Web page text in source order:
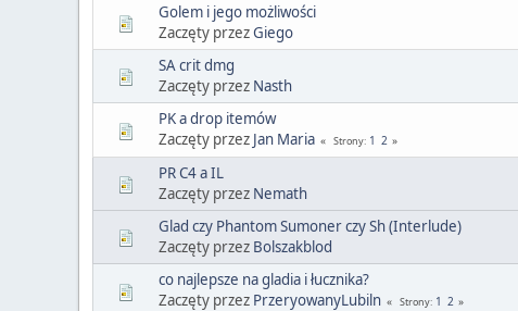
Golem i jego możliwości
Zaczęty przezGiego
SA crit dmg
Zaczęty przez Nasth
PK a drop itemów
Zaczęty przez Jan Maria Strony 1 2
PR C4 a IL
Zaczęty przez Nemath
Glad czy Phantom Sumoner czy Sh (Interlude)
Zaczęty przez Bolszakblod
co najlepsze na gladia i łucznika?
Zaczęty przez PrzeryowanyLubiln Strony 1 2